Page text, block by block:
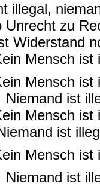
illegal,
Unrecht zu
Widerstand
Mensch ist
Mensch ist
Niemand ist
Mensch ist
ist
Mensch ist
Niemand ist